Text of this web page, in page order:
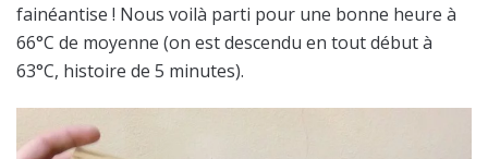
fainéantise ! Nous voilà parti pour une bonne heure à
66°C de moyenne (on est descendu en tout début à
63°C, histoire de 5 minutes).